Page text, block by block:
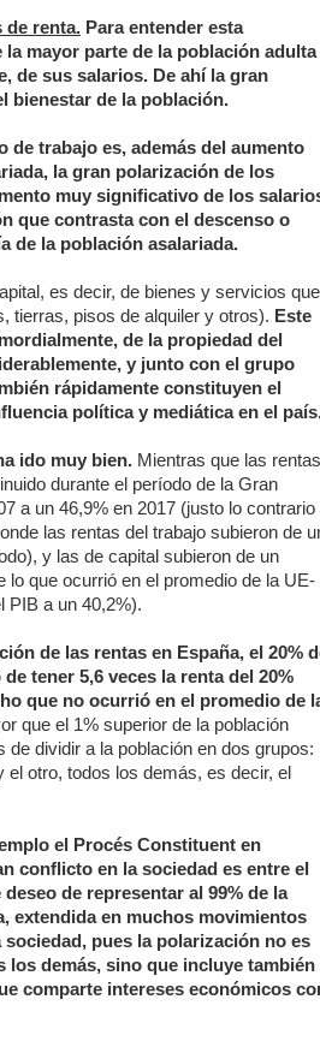
de renta. Para entender esta
mayor parte de la población adulta
de sus salarios. De ahí la gran
bienestar de la población.
de trabajo es, además del aumento
la gran polarización de los
muy significativo de los
que contrasta con el descenso o
de la población asalariada.
es decir, de bienes y servicios que
tierras, pisos de alquiler y otros). Este
de la propiedad del
y junto con el grupo
rápidamente constituyen el
política y mediática en el
ido muy bien. Mientras que las rentas
durante el período de la Gran
a un 46,9% en 2017 (justo lo contrario
las rentas del trabajo subieron de
y las de capital subieron de un
lo que ocurrió en el promedio de la UE-
PIB a un 40,2%).
de las rentas en España, el 20%
tener 5,6 veces la renta del 20%
que no ocurrió en el promedio de
que el 1% superior de la población
dividir a la población en dos grupos:
otro, todos los demás, es decir, el
el Procés Constituent en
conflicto en la sociedad es entre el
de representar al 99% de la
extendida en muchos movimientos
pues la polarización no es
demás, sino que incluye también
comparte intereses económicos